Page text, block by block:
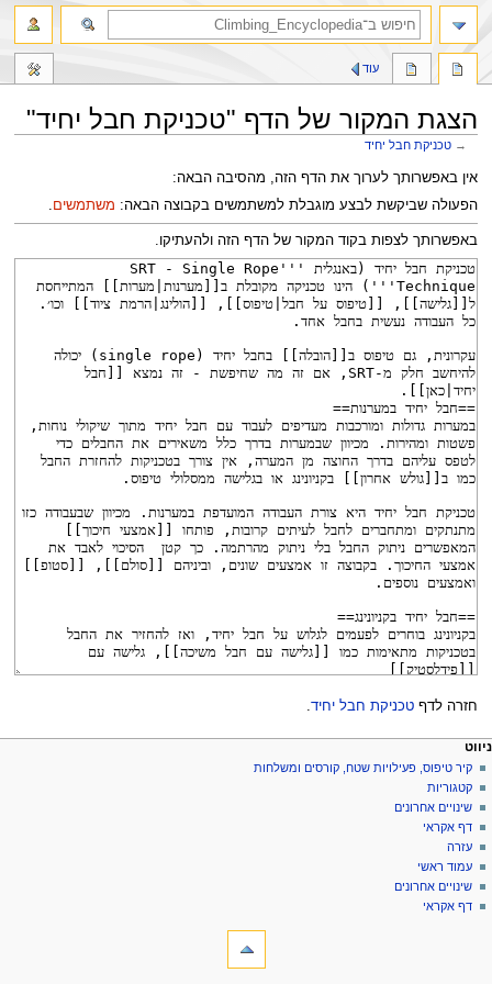
הצגת המקור של הדף "טכניקת חבל יחיד"
→טכניקת חבל יחיד
קפיצה
קפיצה
לחיפוש
אין באפשרותך לערוך את הדף הזה, מהסיבה הבאה:
הפעולה שביקשת לבצע מוגבלת למשתמשים בקבוצה הבאה: משתמשים.
באפשרותך לצפות בקוד המקור של הדף הזה ולהעתיקו.
חזרה לדף טכניקת חבל יחיד.
תפריט
ניווט
פעולות דף
דף
שיחה
קריאה
הצגת
מקור
היסטוריה
עוד
כלים אישיים
כניסה
לחשבון
בקשת
חשבון
ניווט
קיר טיפוס, פעילויות שטח, קורסים ומשלחות
קטגוריות
שינויים אחרונים
דף אקראי
עזרה
עמוד ראשי
שינויים אחרונים
דף אקראי
חיפוש